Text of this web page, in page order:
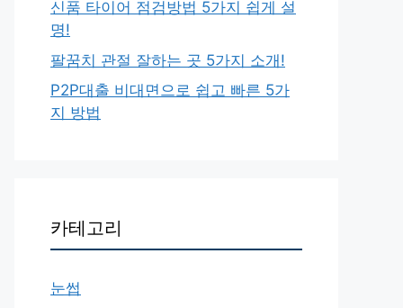
신품 타이어 점검방법 5가지 쉽게 설
명!
팔꿈치 관절 잘하는 곳 5가지 소개!
P2P대출 비대면으로 쉽고 빠른 5가
지 방법
카테고리
눈썹